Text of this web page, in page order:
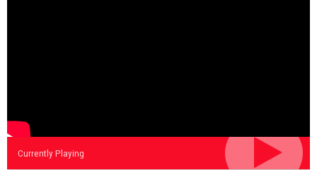
Currently Playing